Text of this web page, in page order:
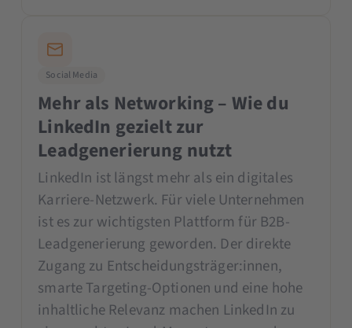
Social Media
Mehr als Networking – Wie du
LinkedIn gezielt zur
Leadgenerierung nutzt
LinkedIn ist längst mehr als ein digitales
Karriere-Netzwerk. Für viele Unternehmen
ist es zur wichtigsten Plattform für B2B-
Leadgenerierung geworden. Der direkte
Zugang zu Entscheidungsträger:innen,
smarte Targeting-Optionen und eine hohe
inhaltliche Relevanz machen LinkedIn zu